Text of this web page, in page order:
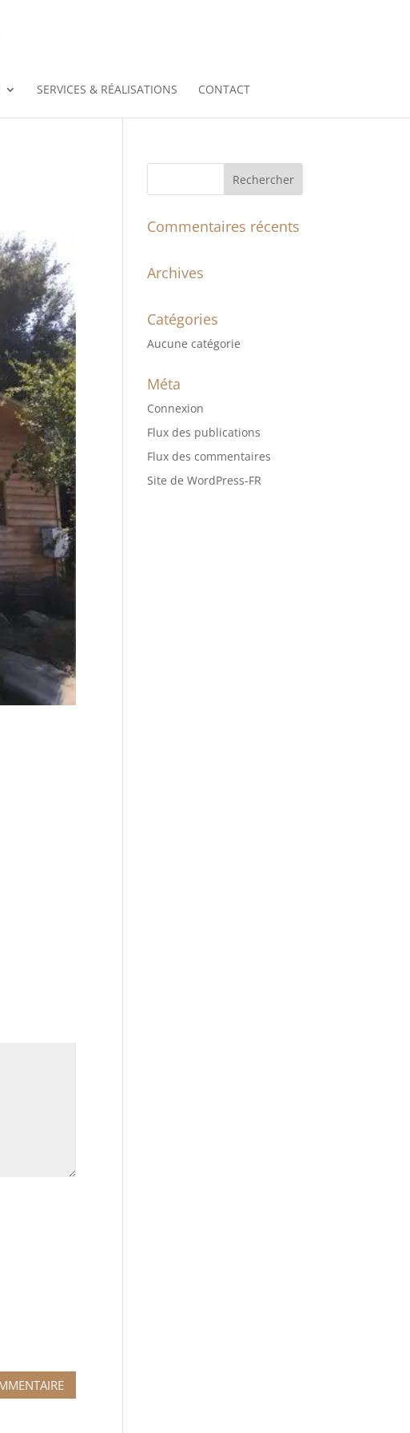
SERVICES & RÉALISATIONS CONTACT
Commentaires récents
Archives
Catégories
Aucune catégorie
Méta
Connexion
Flux des publications
Flux des commentaires
Site de WordPress-FR